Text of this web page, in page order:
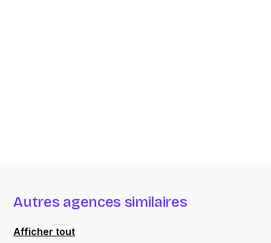
Autres agences similaires
Afficher tout